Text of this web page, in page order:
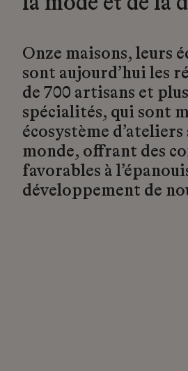
Onze maisons, leurs
sont aujourd’hui les
de 700 artisans et
spécialités, qui sont
écosystème
monde, offrant des
favorables à
développement de